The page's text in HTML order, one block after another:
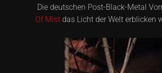
Die deutschen Post-Black-Metal
Of Mist das Licht der Welt erblicken